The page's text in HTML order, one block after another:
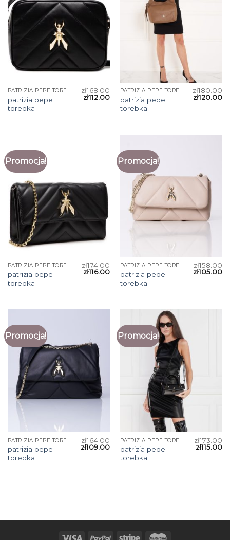
PATRIZIA PEPE TOREBKA
patrizia pepe
torebka
zł168.00
zł112.00
PATRIZIA PEPE TOREBKA
patrizia pepe
torebka
zł180.00
zł120.00
Promocja!
PATRIZIA PEPE TOREBKA
patrizia pepe
torebka
zł174.00
zł116.00
Promocja!
PATRIZIA PEPE TOREBKA
patrizia pepe
torebka
zł158.00
zł105.00
Promocja!
PATRIZIA PEPE TOREBKA
patrizia pepe
torebka
zł164.00
zł109.00
Promocja!
PATRIZIA PEPE TOREBKA
patrizia pepe
torebka
zł173.00
zł115.00